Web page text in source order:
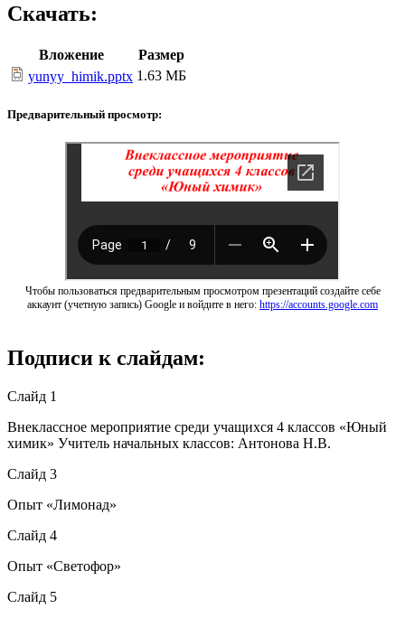
Скачать:
Вложение
Размер
yunyy_himik.pptx 1.63 МБ
Предварительный просмотр:
Чтобы пользоваться предварительным просмотром презентаций создайте себе
аккаунт (учетную запись) Google и войдите в него: https://accounts.google.com
Подписи к слайдам:
Слайд 1
Внеклассное мероприятие среди учащихся 4 классов «Юный
химик» Учитель начальных классов: Антонова Н.В.
Слайд 3
Опыт «Лимонад»
Слайд 4
Опыт «Светофор»
Слайд 5